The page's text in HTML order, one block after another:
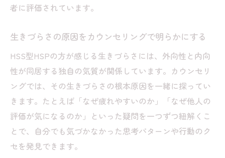
者に評価されています。
生きづらさの原因をカウンセリングで明らかにする
HSS型HSPの方が感じる生きづらさには、外向性と内向
性が同居する独自の気質が関係しています。カウンセリ
ングでは、その生きづらさの根本原因を一緒に探ってい
きます。たとえば「なぜ疲れやすいのか」「なぜ他人の
評価が気になるのか」といった疑問を一つずつ紐解くこ
とで、自分でも気づかなかった思考パターンや行動のク
セを発見できます。